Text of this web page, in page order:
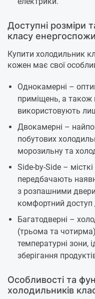
Доступні розміри
класу
Купити холодильник
кожен має свої
Однокамерні –
приміщень, а також
використовують
Двокамерні –
побутових
морозильну та
Side-by-Side –
передбачають
з розпашними
комфортний доступ
Багатодверні –
(трьома та
температурні зони,
зберігання
Особливості та
холодильників